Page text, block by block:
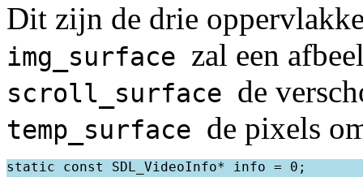
Dit zijn de drie
img_surface zal een
scroll_surface de
temp_surface de pixels
static const SDL_VideoInfo* info = 0;